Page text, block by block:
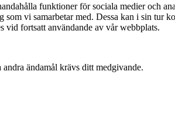
funktioner för sociala medier och
vi samarbetar med. Dessa kan i sin tur
vid fortsatt användande av vår webbplats.
ändamål krävs ditt medgivande.